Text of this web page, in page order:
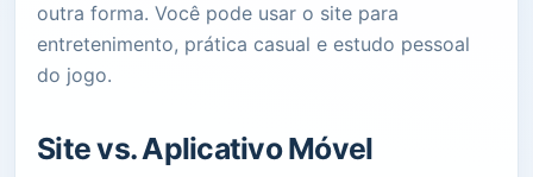
outra forma. Você pode usar o site para
entretenimento, prática casual e estudo pessoal
do jogo.
Site vs. Aplicativo Móvel